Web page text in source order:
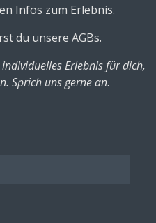
Infos zum Erlebnis.
du unsere AGBs.
Erlebnis für dich,
Sprich uns gerne an.